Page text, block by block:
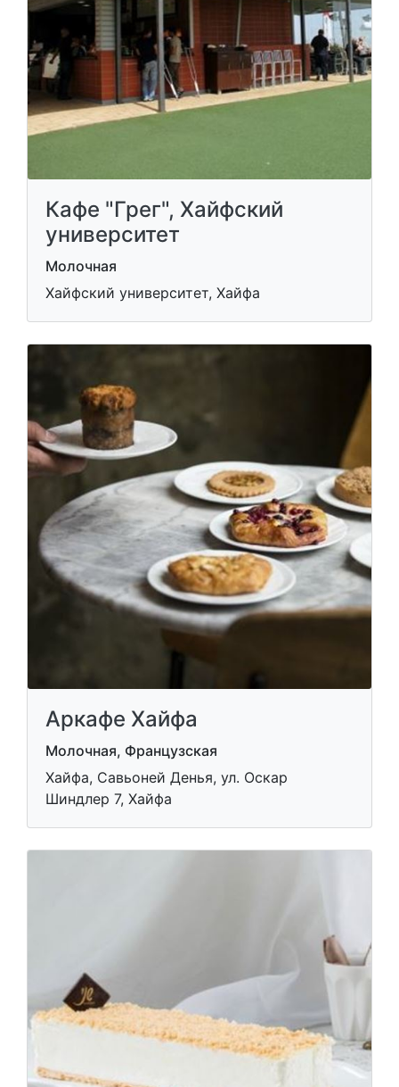
Кафе "Грег", Хайфский
университет
Молочная
Хайфский университет, Хайфа
Aркафе Хайфа
Молочная, Французская
Хайфа, Савьоней Денья, ул. Оскар
Шиндлер 7, Хайфа